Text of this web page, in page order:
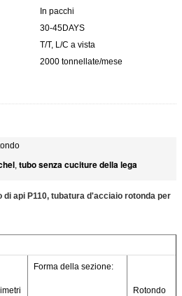
In pacchi
30-45DAYS
T/T, L/C a vista
2000 tonnellate/mese
, tubo senza cuciture della lega
api P110, tubatura d'acciaio rotonda per
Forma della sezione:
Rotondo